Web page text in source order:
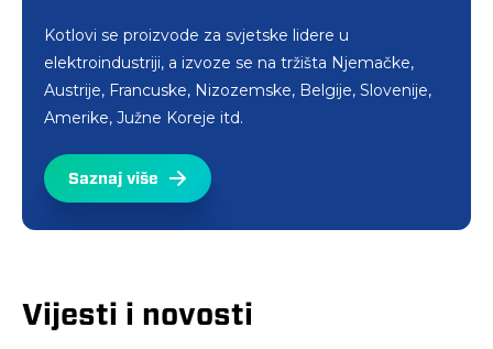
Kotlovi se proizvode za svjetske lidere u
elektroindustriji, a izvoze se na tržišta Njemačke,
Austrije, Francuske, Nizozemske, Belgije, Slovenije,
Amerike, Južne Koreje itd.
Saznaj više
Vijesti i novosti